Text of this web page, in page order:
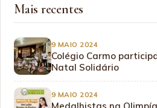
Mais recentes
9 MAIO 2024
Colégio Carmo
Natal Solidário
9 MAIO 2024